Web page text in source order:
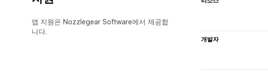
앱 지원은 Nozzlegear Software에서 제공합
니다.
개발자